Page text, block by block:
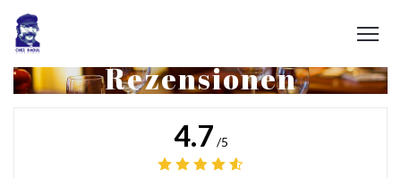
Rezensionen
4.7 /5